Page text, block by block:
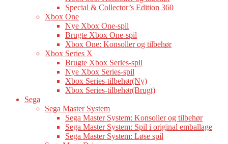
Special & Collector’s Edition 360
Xbox One
Nye Xbox One-spil
Brugte Xbox One-spil
Xbox One: Konsoller og tilbehør
Xbox Series X
Brugte Xbox Series-spil
Nye Xbox Series-spil
Xbox Series-tilbehør(Ny)
Xbox Series-tilbehør(Brugt)
Sega
Sega Master System
Sega Master System: Konsoller og tilbehør
Sega Master System: Spil i original emballage
Sega Master System: Løse spil